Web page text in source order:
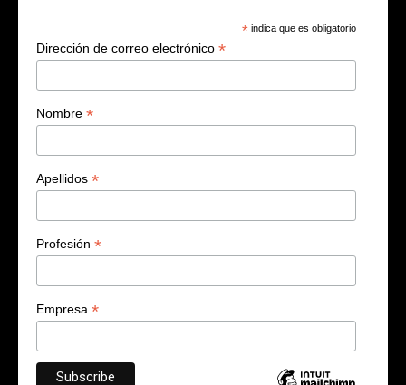
* indica que es obligatorio
Dirección de correo electrónico *
Nombre *
Apellidos *
Profesión *
Empresa *